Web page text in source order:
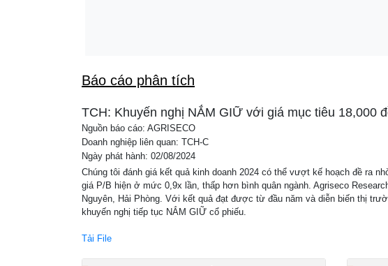
Báo cáo phân tích
TCH: Khuyến nghị NẮM GIỮ với giá mục tiêu 18,000
Nguồn báo cáo: AGRISECO
Doanh nghiệp liên quan: TCH-C
Ngày phát hành: 02/08/2024
Chúng tôi đánh giá kết quả kinh doanh 2024 có thể vượt kế hoạch đề ra
giá P/B hiện ở mức 0,9x lần, thấp hơn bình quân ngành. Agriseco
Nguyên, Hải Phòng. Với kết quả đạt được từ đầu năm và diễn biến thị
khuyến nghị tiếp tục NẮM GIỮ cổ phiếu.
Tải File